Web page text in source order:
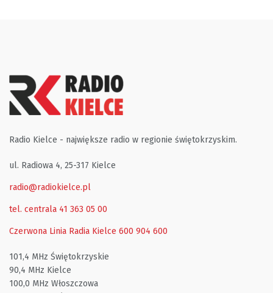
Radio Kielce - największe radio w regionie świętokrzyskim.
ul. Radiowa 4, 25-317 Kielce
radio@radiokielce.pl
tel. centrala 41 363 05 00
Czerwona Linia Radia Kielce 600 904 600
101,4 MHz Świętokrzyskie
90,4 MHz Kielce
100,0 MHz Włoszczowa